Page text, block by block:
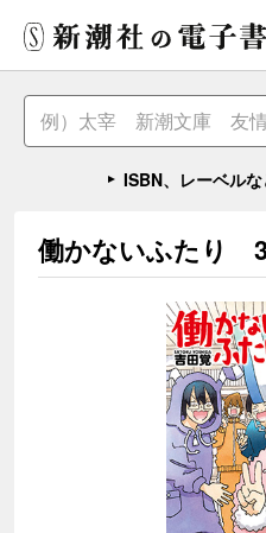
ISBN、レーベル
働かないふたり